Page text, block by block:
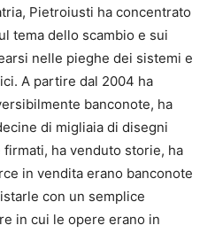
Pietroiusti ha concentrato
tema dello scambio e sui
nelle pieghe dei sistemi e
A partire dal 2004 ha
banconote, ha
di migliaia di disegni
ha venduto storie, ha
in vendita erano banconote
con un semplice
in cui le opere erano in